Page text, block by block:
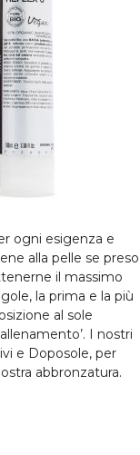
ogni esigenza e
alla pelle se preso
il massimo
la prima e la più
al sole
I nostri
e Doposole, per
abbronzatura.